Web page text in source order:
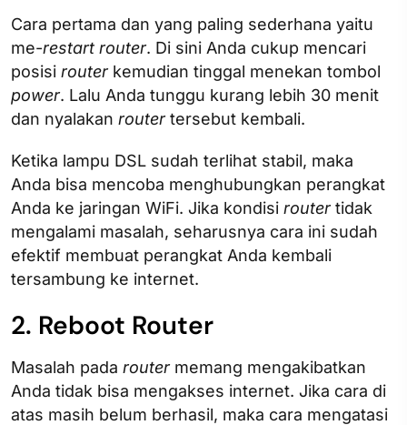
Cara pertama dan yang paling sederhana yaitu
me-restart router. Di sini Anda cukup mencari
posisi router kemudian tinggal menekan tombol
power. Lalu Anda tunggu kurang lebih 30 menit
dan nyalakan routertersebut kembali.
Ketika lampu DSL sudah terlihat stabil, maka
Anda bisa mencoba menghubungkan perangkat
Anda ke jaringan WiFi. Jika kondisi routertidak
mengalami masalah, seharusnya cara ini sudah
efektif membuat perangkat Anda kembali
tersambung ke internet.
2. Reboot Router
Masalah pada router memang mengakibatkan
Anda tidak bisa mengakses internet. Jika cara di
atas masih belum berhasil, maka cara mengatasi